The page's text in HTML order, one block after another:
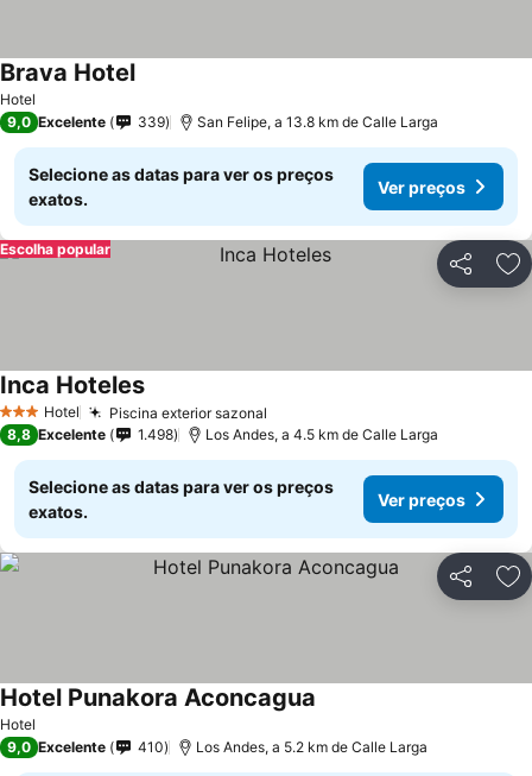
Hotel
Brava Hotel
9,0 Excelente 339 San Felipe, a 13.8 km de Calle Larga
Selecione as datas para ver os preços
exatos.
Ver preços
Partilhar
Escolha popular
3 EstrelasHotel Piscina exterior sazonal
Inca Hoteles
8,8 Excelente 1.498 Los Andes, a 4.5 km de Calle Larga
Selecione as datas para ver os preços
exatos.
Ver preços
Partilhar
Hotel
Hotel Punakora Aconcagua
9,0 Excelente 410 Los Andes, a 5.2 km de Calle Larga